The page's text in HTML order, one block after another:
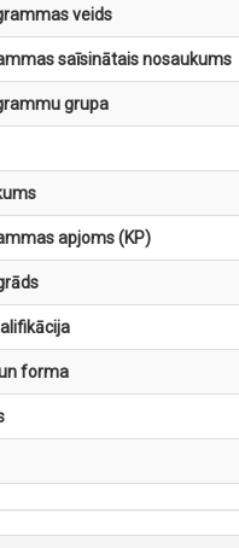
veids
saīsinātais nosaukums
grupa
apjoms (KP)
forma